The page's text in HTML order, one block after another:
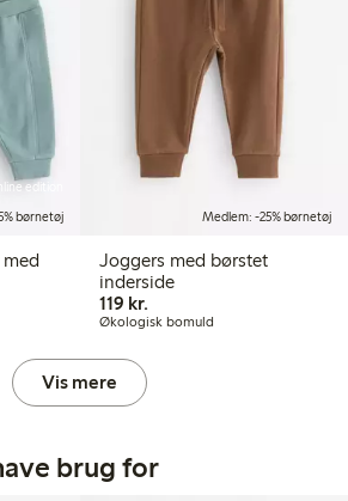
edition
børnetøj
Medlem: -25% børnetøj
Joggers med børstet
inderside
119 kr.119,00 kr.
Økologisk bomuld
Vis mere
brug for